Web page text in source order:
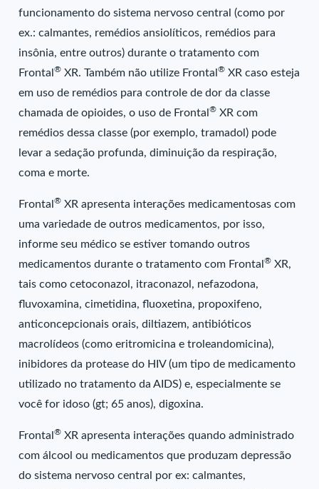
funcionamento do sistema nervoso central (como por
ex.: calmantes, remédios ansiolíticos, remédios para
insônia, entre outros) durante o tratamento com
Frontal® XR. Também não utilize Frontal® XR caso esteja
em uso de remédios para controle de dor da classe
chamada de opioides, o uso de Frontal® XR com
remédios dessa classe (por exemplo, tramadol) pode
levar a sedação profunda, diminuição da respiração,
coma e morte.
Frontal® XR apresenta interações medicamentosas com
uma variedade de outros medicamentos, por isso,
informe seu médico se estiver tomando outros
medicamentos durante o tratamento com Frontal® XR,
tais como cetoconazol, itraconazol, nefazodona,
fluvoxamina, cimetidina, fluoxetina, propoxifeno,
anticoncepcionais orais, diltiazem, antibióticos
macrolídeos (como eritromicina e troleandomicina),
inibidores da protease do HIV (um tipo de medicamento
utilizado no tratamento da AIDS) e, especialmente se
você for idoso (gt; 65 anos), digoxina.
Frontal® XR apresenta interações quando administrado
com álcool ou medicamentos que produzam depressão
do sistema nervoso central por ex: calmantes,